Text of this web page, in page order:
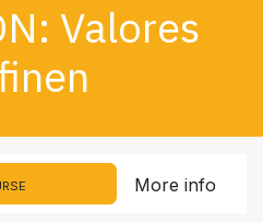
Valores
More info